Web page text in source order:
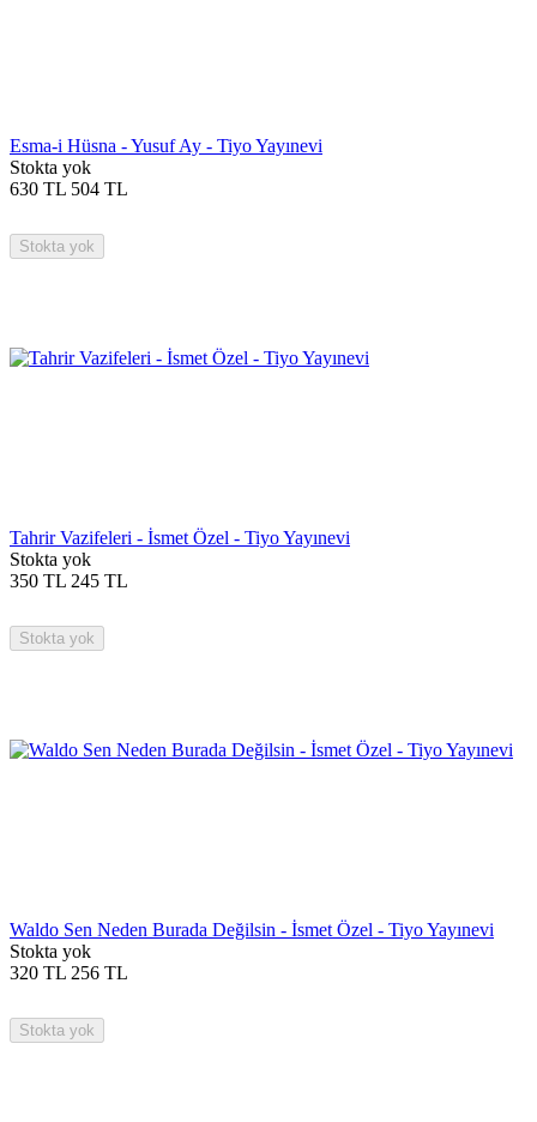
Esma-i Hüsna - Yusuf Ay - Tiyo Yayınevi
Stokta yok
630 TL 504 TL
Stokta yok
Tahrir Vazifeleri - İsmet Özel - Tiyo Yayınevi
Stokta yok
350 TL 245 TL
Stokta yok
Waldo Sen Neden Burada Değilsin - İsmet Özel - Tiyo Yayınevi
Stokta yok
320 TL 256 TL
Stokta yok